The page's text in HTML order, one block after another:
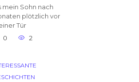
mein Sohn nach
plötzlich vor
Tür
0
2